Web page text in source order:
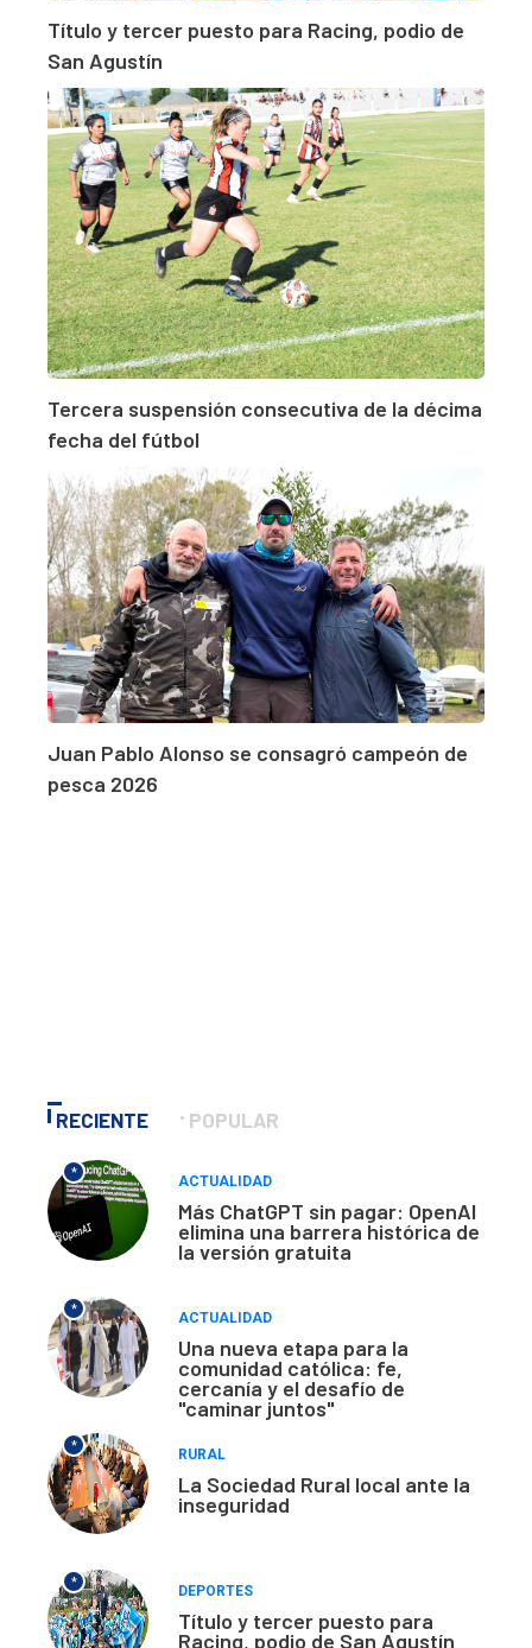
Título y tercer puesto para Racing, podio de
San Agustín
Tercera suspensión consecutiva de la décima
fecha del fútbol
Juan Pablo Alonso se consagró campeón de
pesca 2026
RECIENTE POPULAR
*
ACTUALIDAD
Más ChatGPT sin pagar: OpenAI
elimina una barrera histórica de
la versión gratuita
*
ACTUALIDAD
Una nueva etapa para la
comunidad católica: fe,
cercanía y el desafío de
"caminar juntos"
*
RURAL
La Sociedad Rural local ante la
inseguridad
*
DEPORTES
Título y tercer puesto para
Racing, podio de San Agustín